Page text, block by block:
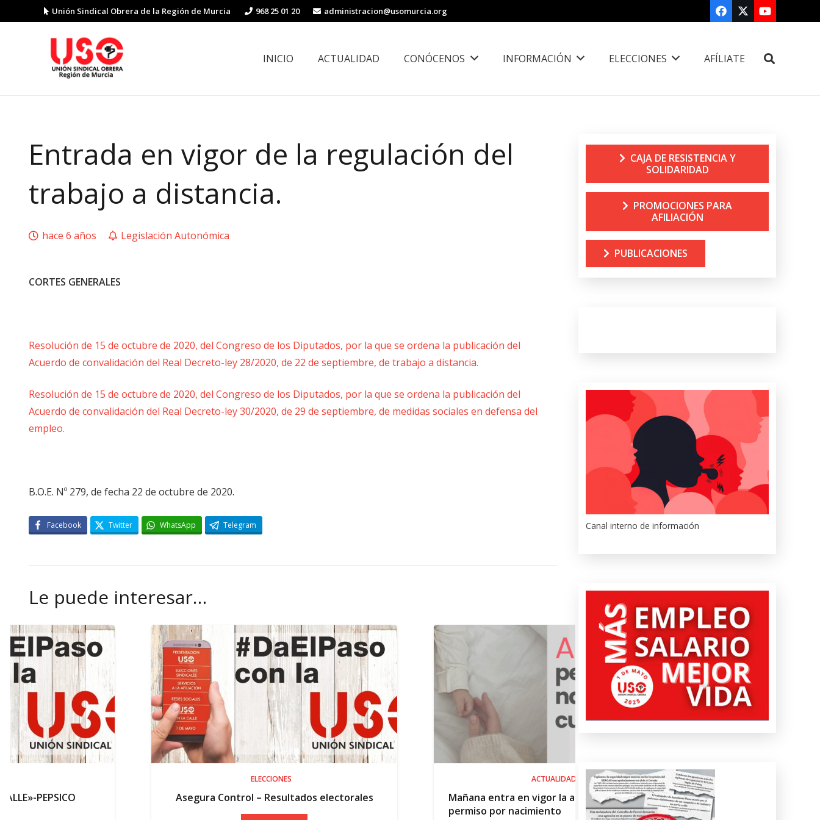
Unión Sindical Obrera de la Región de Murcia 968 25 01 20 administracion@usomurcia.org
INICIO ACTUALIDAD CONÓCENOS INFORMACIÓN ELECCIONES AFÍLIATE
Entrada en vigor de la regulación del
trabajo a distancia.
hace 6 años Legislación Autonómica
CORTES GENERALES
Resolución de 15 de octubre de 2020, del Congreso de los Diputados, por la que se ordena la publicación del
Acuerdo de convalidación del Real Decreto-ley 28/2020, de 22 de septiembre, de trabajo a distancia.
Resolución de 15 de octubre de 2020, del Congreso de los Diputados, por la que se ordena la publicación del
Acuerdo de convalidación del Real Decreto-ley 30/2020, de 29 de septiembre, de medidas sociales en defensa del
empleo.
B.O.E. Nº 279, de fecha 22 de octubre de 2020.
Facebook Twitter WhatsApp Telegram
Le puede interesar…
Asegura Control – Resultados electorales
Mañana entra en vigor la ampliación del
permiso por nacimiento
Procedimiento práctico ante
roja por calor
CAJA DE RESISTENCIA Y
SOLIDARIDAD
PROMOCIONES PARA
AFILIACIÓN
PUBLICACIONES
Canal interno de información